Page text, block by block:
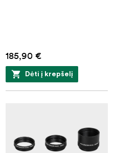
185,90 €
Dėti į krepšelį